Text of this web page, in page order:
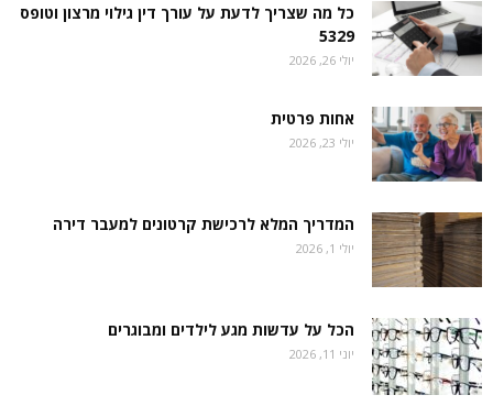
כל מה שצריך לדעת על עורך דין גילוי מרצון וטופס
5329
יולי 26, 2026
אחות פרטית
יולי 23, 2026
המדריך המלא לרכישת קרטונים למעבר דירה
יולי 1, 2026
הכל על עדשות מגע לילדים ומבוגרים
יוני 11, 2026